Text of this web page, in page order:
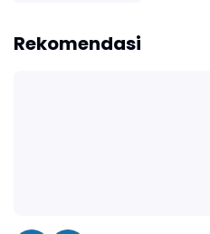
Rekomendasi